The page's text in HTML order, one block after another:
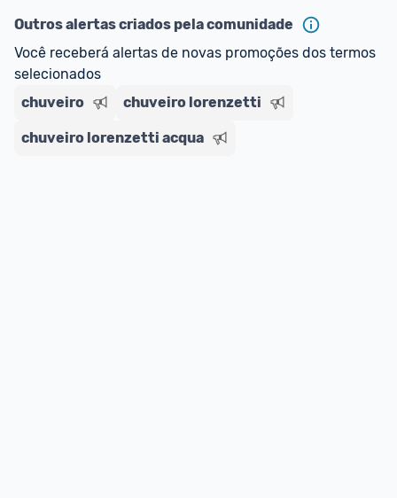
Outros alertas criados pela comunidade
Você receberá alertas de novas promoções dos termos
selecionados
chuveiro
chuveiro lorenzetti
chuveiro lorenzetti acqua